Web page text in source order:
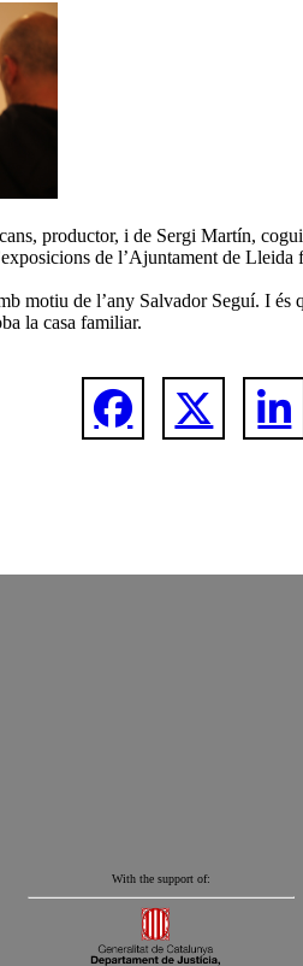
productor, i de Sergi Martín,
de l’Ajuntament de Lleida
motiu de l’any Salvador Seguí. I
la casa familiar.
With the support of: